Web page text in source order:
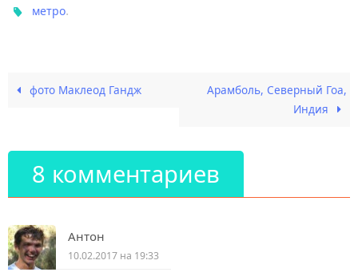
метро.
фото Маклеод Гандж
Арамболь, Северный Гоа,
Индия
8 комментариев
Антон
10.02.2017 на 19:33